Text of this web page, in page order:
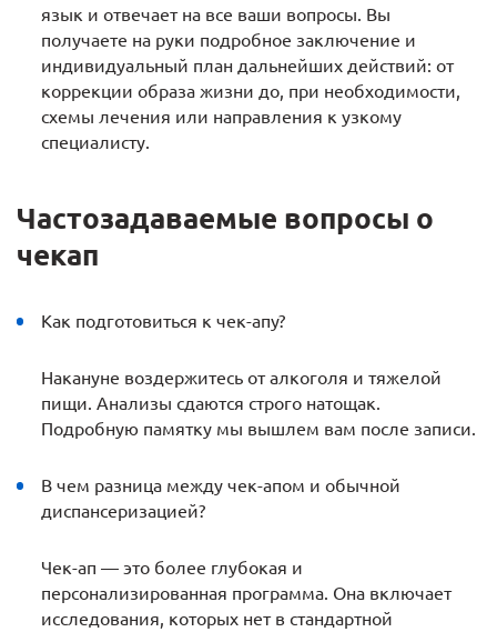
язык и отвечает на все ваши вопросы. Вы
получаете на руки подробное заключение и
индивидуальный план дальнейших действий: от
коррекции образа жизни до, при необходимости,
схемы лечения или направления к узкому
специалисту.
Частозадаваемые вопросы о
чекап
Как подготовиться к чек-апу?
Накануне воздержитесь от алкоголя и тяжелой
пищи. Анализы сдаются строго натощак.
Подробную памятку мы вышлем вам после записи.
В чем разница между чек-апом и обычной
диспансеризацией?
Чек-ап — это более глубокая и
персонализированная программа. Она включает
исследования, которых нет в стандартной